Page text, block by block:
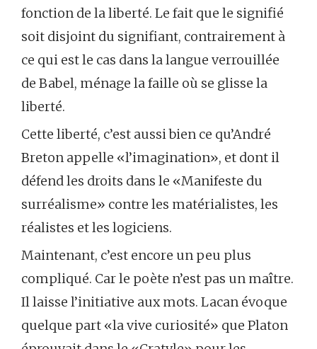
fonction de la liberté. Le fait que le signifié
soit disjoint du signifiant, contrairement à
ce qui est le cas dans la langue verrouillée
de Babel, ménage la faille où se glisse la
liberté.
Cette liberté, c’est aussi bien ce qu’André
Breton appelle «l’imagination», et dont il
défend les droits dans le «Manifeste du
surréalisme» contre les matérialistes, les
réalistes et les logiciens.
Maintenant, c’est encore un peu plus
compliqué. Car le poète n’est pas un maître.
Il laisse l’initiative aux mots. Lacan évoque
quelque part «la vive curiosité» que Platon